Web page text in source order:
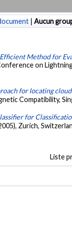
| Aucun
Method for
on
for locating
Compatibility,
for
Zurich,
Liste